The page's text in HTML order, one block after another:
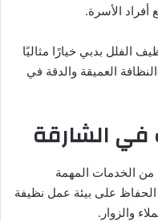
أفراد الأسرة.
الفلل بدبي خيارًا مثاليًا
العميقة والدقة في
الشارقة
الخدمات المهمة
على بيئة عمل نظيفة
والزوار.